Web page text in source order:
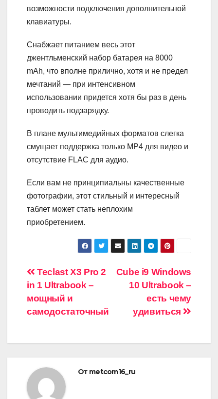
возможности подключения дополнительной
клавиатуры.
Снабжает питанием весь этот
джентльменский набор батарея на 8000
mAh, что вполне прилично, хотя и не предел
мечтаний — при интенсивном
использовании придется хотя бы раз в день
проводить подзарядку.
В плане мультимедийных форматов слегка
смущает поддержка только MP4 для видео и
отсутствие FLAC для аудио.
Если вам не принципиальны качественные
фотографии, этот стильный и интересный
таблет может стать неплохим
приобретением.
Навигация
по
записям
Cube i9 Windows
10 Ultrabook –
есть чему
удивиться
Teclast X3 Pro 2
in 1 Ultrabook –
мощный и
самодостаточный
От metcom16_ru